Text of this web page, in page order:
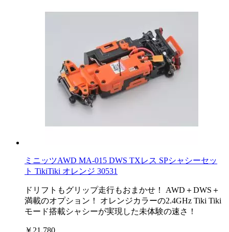
ミニッツAWD MA-015 DWS TXレス SPシャシーセッ
ト TikiTiki オレンジ 30531
ドリフトもグリップ走行もおまかせ！ AWD＋DWS＋
満載のオプション！ オレンジカラーの2.4GHz Tiki Tiki
モード搭載シャシーが実現した未体験の速さ！